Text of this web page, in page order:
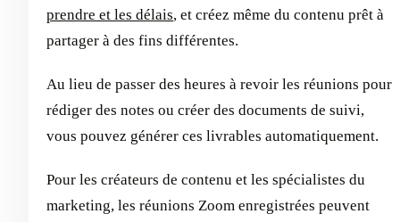
prendre et les délais, et créez même du contenu prêt à
partager à des fins différentes.
Au lieu de passer des heures à revoir les réunions pour
rédiger des notes ou créer des documents de suivi,
vous pouvez générer ces livrables automatiquement.
Pour les créateurs de contenu et les spécialistes du
marketing, les réunions Zoom enregistrées peuvent